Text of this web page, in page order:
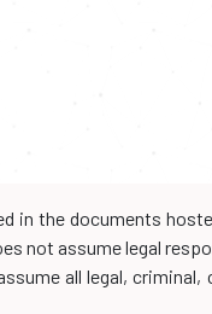
in the documents
not assume legal
all legal,